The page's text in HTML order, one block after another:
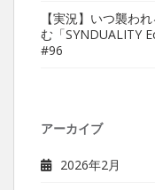
【実況】いつ襲わ
む「SYNDUALITY
#96
アーカイブ
2026年2月